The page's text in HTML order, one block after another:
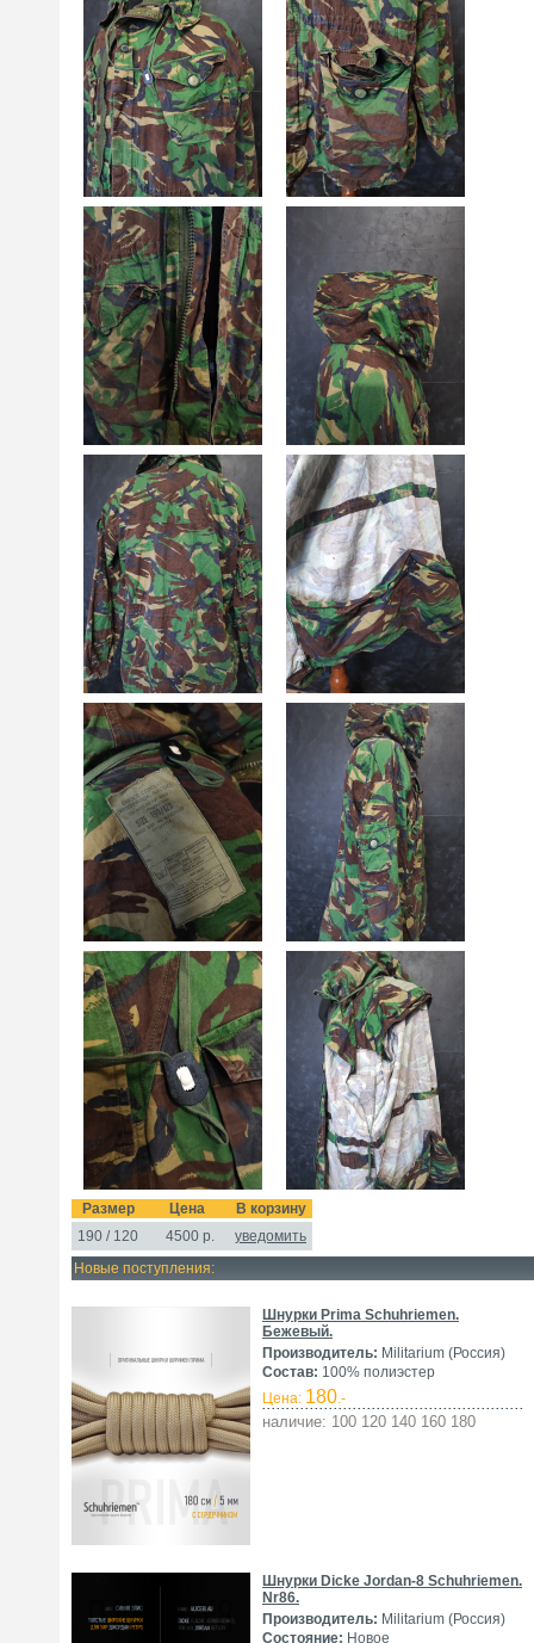
Размер Цена
В корзину
190 / 120
4500р.
уведомить
Новые поступления:
Шнурки Prima Schuhriemen.
Бежевый.
Производитель: Militarium (Россия)
Состав: 100% полиэстер
Цена: 180.-
наличие: 100 120 140 160 180
Шнурки Dicke Jordan-8 Schuhriemen.
Nr86.
Производитель: Militarium (Россия)
Состояние: Новое